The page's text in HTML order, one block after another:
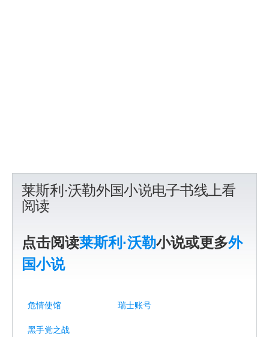
莱斯利·沃勒外国小说电子书线上看
阅读
点击阅读莱斯利·沃勒小说或更多外
国小说
危情使馆 瑞士账号
黑手党之战